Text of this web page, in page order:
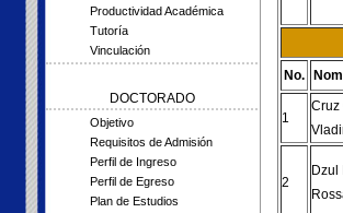
Productividad Académica
Tutoría
Vinculación
DOCTORADO
Objetivo
Requisitos de Admisión
Perfil de Ingreso
Perfil de Egreso
Plan de Estudios
No.
1
Cruz
2
Dzul